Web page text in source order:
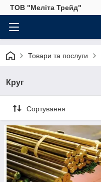
ТОВ "Меліта Трейд"
Товари та послуги
Круг
Сортування